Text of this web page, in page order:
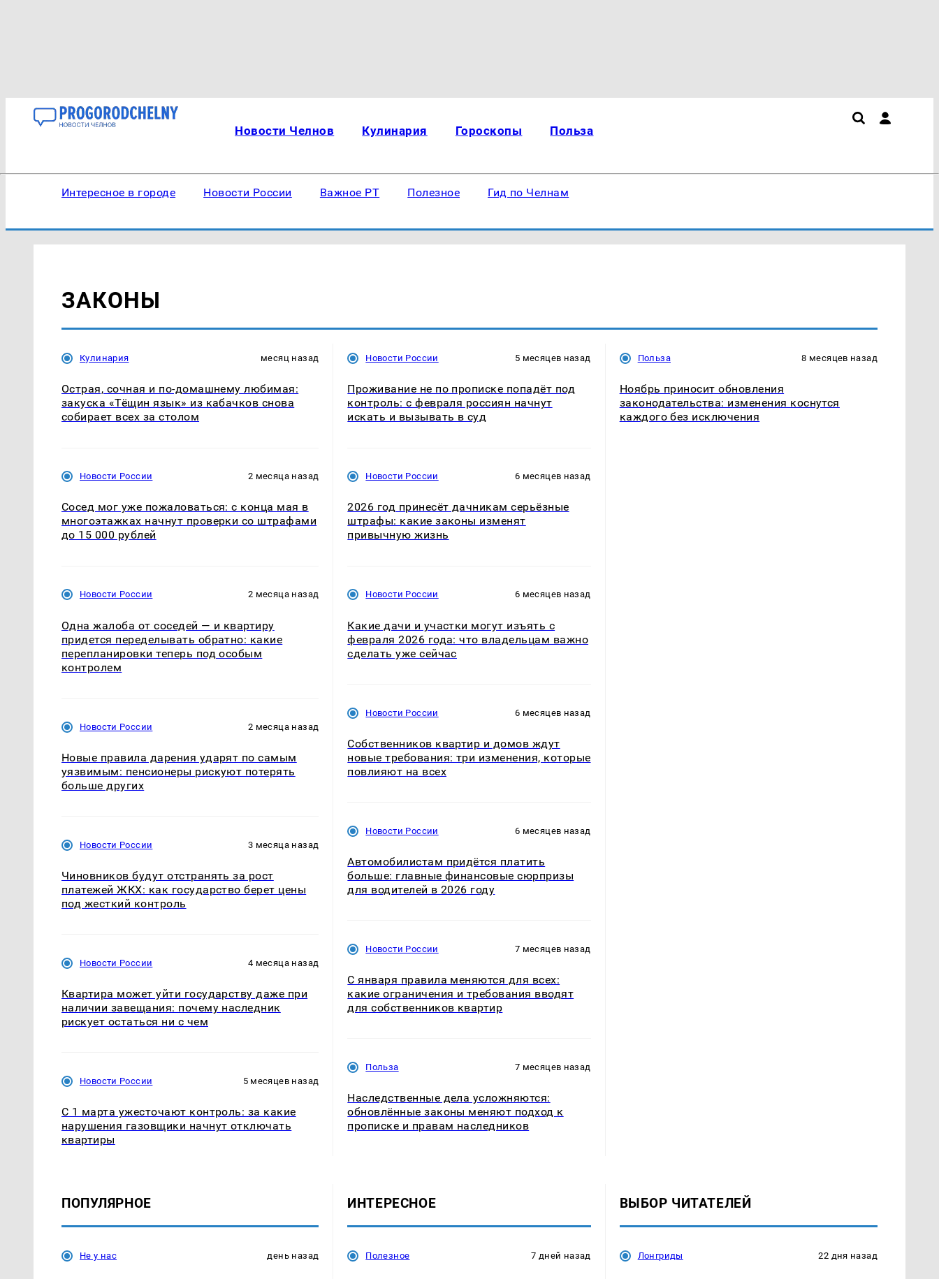
Новости Челнов Кулинария Гороскопы Польза
Интересное в городе Новости России Важное РТ Полезное Гид по Челнам
ЗАКОНЫ
Кулинария месяц назад
Острая, сочная и по-домашнему любимая:
закуска «Тёщин язык» из кабачков снова
собирает всех за столом
Новости России 2 месяца назад
Сосед мог уже пожаловаться: с конца мая в
многоэтажках начнут проверки со штрафами
до 15 000 рублей
Новости России 2 месяца назад
Одна жалоба от соседей — и квартиру
придется переделывать обратно: какие
перепланировки теперь под особым
контролем
Новости России 2 месяца назад
Новые правила дарения ударят по самым
уязвимым: пенсионеры рискуют потерять
больше других
Новости России 3 месяца назад
Чиновников будут отстранять за рост
платежей ЖКХ: как государство берет цены
под жесткий контроль
Новости России 4 месяца назад
Квартира может уйти государству даже при
наличии завещания: почему наследник
рискует остаться ни с чем
Новости России 5 месяцев назад
С 1 марта ужесточают контроль: за какие
нарушения газовщики начнут отключать
квартиры
Новости России 5 месяцев назад
Проживание не по прописке попадёт под
контроль: с февраля россиян начнут
искать и вызывать в суд
Новости России 6 месяцев назад
2026 год принесёт дачникам серьёзные
штрафы: какие законы изменят
привычную жизнь
Новости России 6 месяцев назад
Какие дачи и участки могут изъять с
февраля 2026 года: что владельцам важно
сделать уже сейчас
Новости России 6 месяцев назад
Собственников квартир и домов ждут
новые требования: три изменения, которые
повлияют на всех
Новости России 6 месяцев назад
Автомобилистам придётся платить
больше: главные финансовые сюрпризы
для водителей в 2026 году
Новости России 7 месяцев назад
С января правила меняются для всех:
какие ограничения и требования вводят
для собственников квартир
Польза 7 месяцев назад
Наследственные дела усложняются:
обновлённые законы меняют подход к
прописке и правам наследников
Польза 8 месяцев назад
Ноябрь приносит обновления
законодательства: изменения коснутся
каждого без исключения
ПОПУЛЯРНОЕ
Не у нас день назад
ИНТЕРЕСНОЕ
Полезное 7 дней назад
ВЫБОР ЧИТАТЕЛЕЙ
Лонгриды 22 дня назад